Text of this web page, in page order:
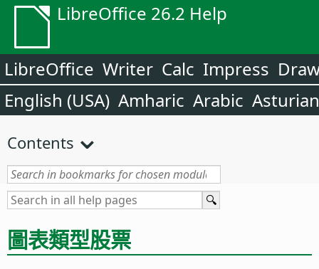
LibreOffice 26.2 Help
LibreOffice Writer Calc Impress
English (USA) Amharic Arabic Asturian
Contents
圖表類型股票